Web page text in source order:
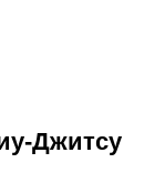
Джитсу